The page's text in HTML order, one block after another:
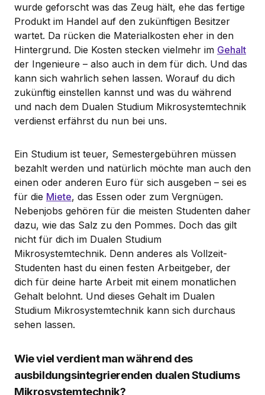
wurde geforscht was das Zeug hält, ehe das fertige
Produkt im Handel auf den zukünftigen Besitzer
wartet. Da rücken die Materialkosten eher in den
Hintergrund. Die Kosten stecken vielmehr im Gehalt
der Ingenieure – also auch in dem für dich. Und das
kann sich wahrlich sehen lassen. Worauf du dich
zukünftig einstellen kannst und was du während
und nach dem Dualen Studium Mikrosystemtechnik
verdienst erfährst du nun bei uns.
Ein Studium ist teuer, Semestergebühren müssen
bezahlt werden und natürlich möchte man auch den
einen oder anderen Euro für sich ausgeben – sei es
für die Miete, das Essen oder zum Vergnügen.
Nebenjobs gehören für die meisten Studenten daher
dazu, wie das Salz zu den Pommes. Doch das gilt
nicht für dich im Dualen Studium
Mikrosystemtechnik. Denn anderes als Vollzeit-
Studenten hast du einen festen Arbeitgeber, der
dich für deine harte Arbeit mit einem monatlichen
Gehalt belohnt. Und dieses Gehalt im Dualen
Studium Mikrosystemtechnik kann sich durchaus
sehen lassen.
Wie viel verdient man während des
ausbildungsintegrierenden dualen Studiums
Mikrosystemtechnik?